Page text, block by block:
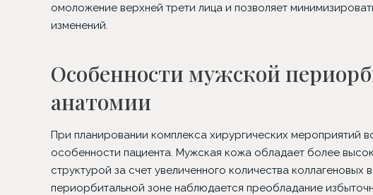
омоложение верхней трети лица и позволяет
изменений.
Особенности мужской
анатомии
При планировании комплекса хирургических мероприятий
особенности пациента. Мужская кожа обладает более
структурой за счет увеличенного количества
периорбитальной зоне наблюдается преобладание
Трансплантация в зону
бровей
Блефаропластика